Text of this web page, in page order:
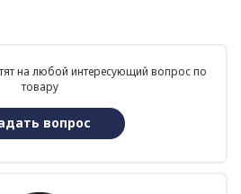
на любой интересующий вопрос по
товару
вопрос